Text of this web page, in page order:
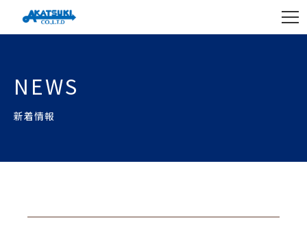
NEWS
新着情報